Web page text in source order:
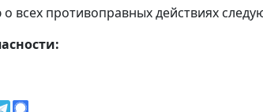
всех противоправных действиях